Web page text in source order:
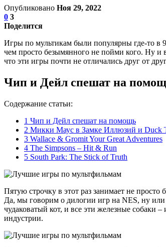
Опубликовано Ноя 29, 2022
0 3
Поделится
Игры по мультикам были популярны где-то в
чем просто безымянного не пойми кого. Ну и
что эти игры почти не отличались друг от
Чип и Дейл спешат на
Содержание статьи:
1 Чип и Дейл спешат на помощь
2 Микки Маус в Замке Иллюзий и Duck
3 Wallace & Gromit Your Great Adventures
4 The Simpsons – Hit & Run
5 South Park: The Stick of Truth
Пятую строчку в этот раз занимает не
Да, мы говорим о дилогии игр на NES, ну
чудаковатый кот, и все эти железные собаки
индустрии.